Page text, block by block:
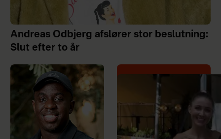
Andreas Odbjerg afslører stor beslutning:
Slut efter to år